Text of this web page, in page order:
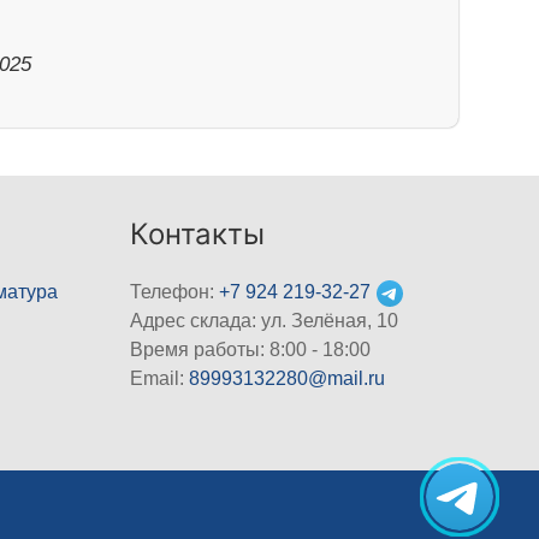
Контакты
Телефон:+7 924 219-32-27
Адрес склада: ул. Зелёная, 10
Время работы: 8:00 - 18:00
Email:89993132280@mail.ru